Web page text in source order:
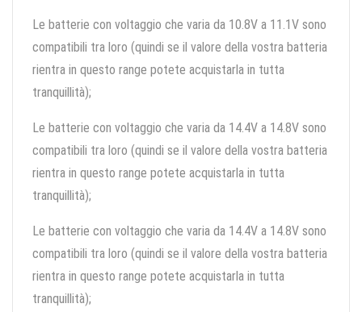
Le batterie con voltaggio che varia da 10.8V a 11.1V sono
compatibili tra loro (quindi se il valore della vostra batteria
rientra in questo range potete acquistarla in tutta
tranquillità);
Le batterie con voltaggio che varia da 14.4V a 14.8V sono
compatibili tra loro (quindi se il valore della vostra batteria
rientra in questo range potete acquistarla in tutta
tranquillità);
Le batterie con voltaggio che varia da 14.4V a 14.8V sono
compatibili tra loro (quindi se il valore della vostra batteria
rientra in questo range potete acquistarla in tutta
tranquillità);